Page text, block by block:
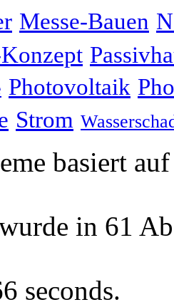
Messe-Bauen
Photovoltaik
Strom
basiert
in 61
seconds.